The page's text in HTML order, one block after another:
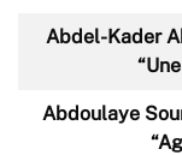
Abdel-Kader
Abdoulaye